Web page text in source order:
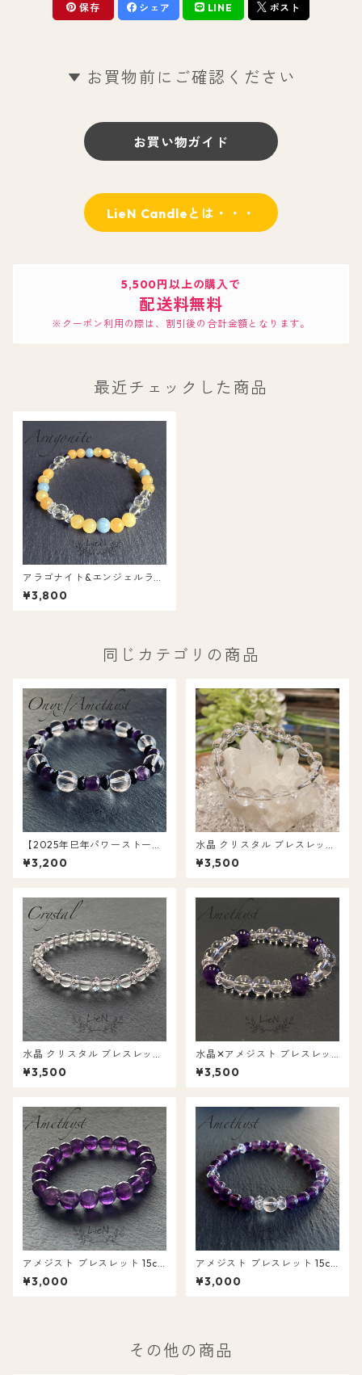
保存 シェア LINE ポスト
お買物前にご確認ください
お買い物ガイド
LieN Candleとは・・・
5,500円以上の購入で
配送料無料
※クーポン利用の際は、割引後の合計金額となります。
最近チェックした商品
アラゴナイト&エンジェルライ
ト&水晶ブレスレット 16cm
（LARANCRG-1）
¥3,800
同じカテゴリの商品
【2025年巳年パワーストー
ン】オニキス＆アメジスト＆
水晶ブレスレット 15cm（LON
¥3,200
水晶 クリスタル ブレスレット
14.5cm（LCR8-1）
¥3,500
水晶 クリスタル ブレスレット
15cm（LCR6-1）
¥3,500
水晶✕アメジスト ブレスレッ
ト 15cm（LAM8CR-1）
¥3,500
アメジスト ブレスレット 15c
m（LAM8-1）
¥3,000
アメジスト ブレスレット 15c
m（LAM6CR-1）
¥3,000
その他の商品